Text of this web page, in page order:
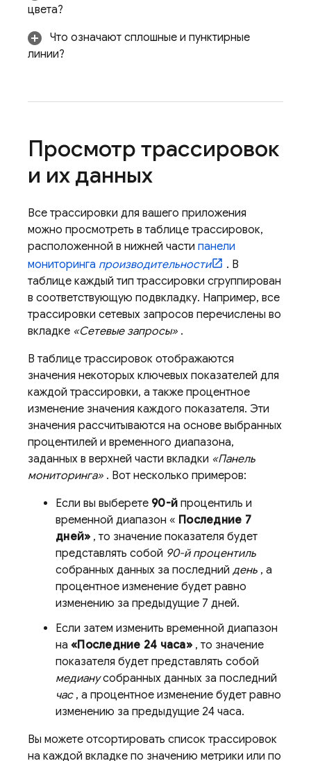
цвета?
Что означают сплошные и пунктирные
линии?
Просмотр трассировок
и их данных
Все трассировки для вашего приложения
можно просмотреть в таблице трассировок,
расположенной в нижней части панели
мониторинга производительности
. В
таблице каждый тип трассировки сгруппирован
в соответствующую подвкладку. Например, все
трассировки сетевых запросов перечислены во
вкладке «Сетевые запросы» .
В таблице трассировок отображаются
значения некоторых ключевых показателей для
каждой трассировки, а также процентное
изменение значения каждого показателя. Эти
значения рассчитываются на основе выбранных
процентилей и временного диапазона,
заданных в верхней части вкладки «Панель
мониторинга» . Вот несколько примеров:
Если вы выберете 90-й процентиль и
временной диапазон « Последние 7
дней» , то значение показателя будет
представлять собой 90-й процентиль
собранных данных за последний день , а
процентное изменение будет равно
изменению за предыдущие 7 дней.
Если затем изменить временной диапазон
на «Последние 24 часа», то значение
показателя будет представлять собой
медианусобранных данных за последний
час, а процентное изменение будет равно
изменению за предыдущие 24 часа.
Вы можете отсортировать список трассировок
на каждой вкладке по значению метрики или по